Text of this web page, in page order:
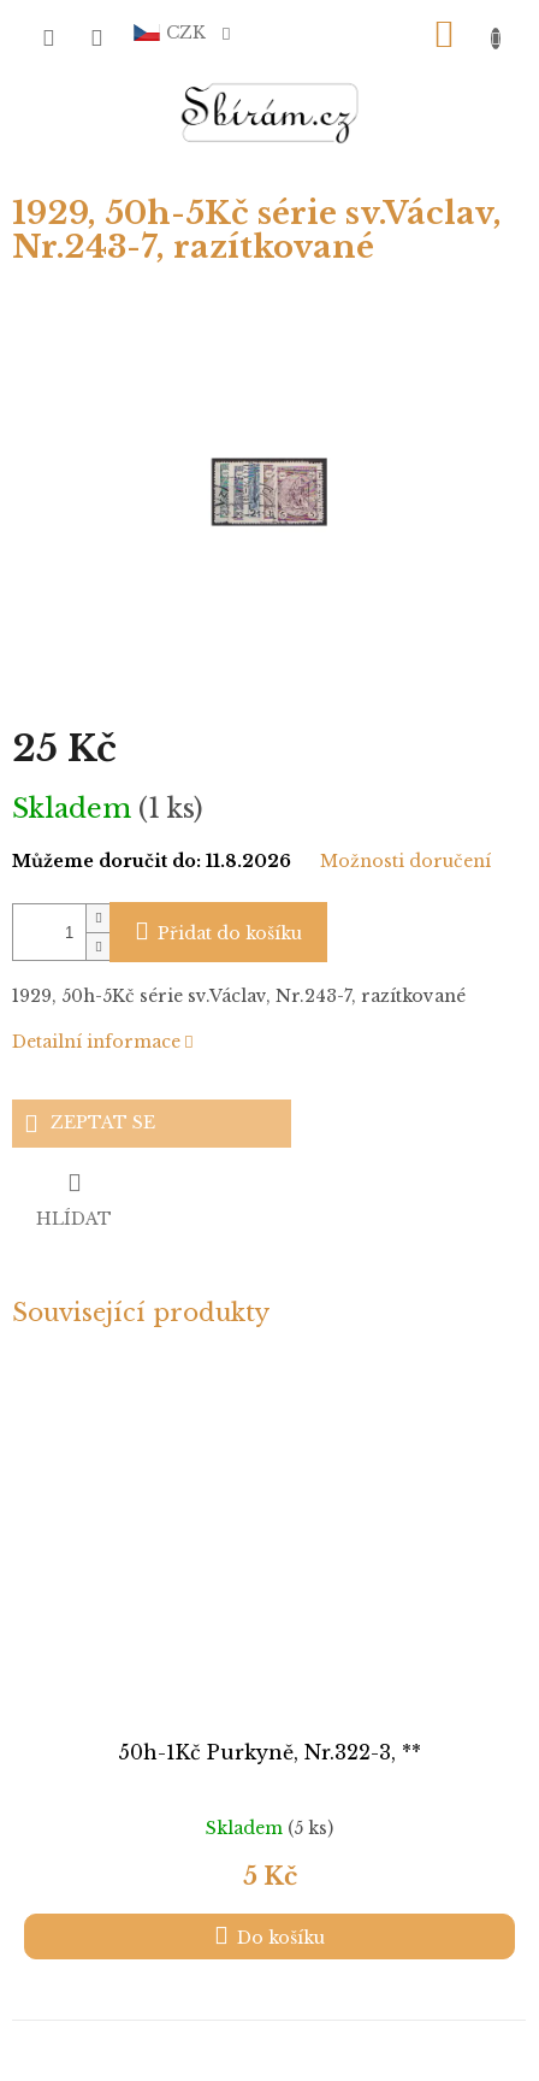
CZK
1929, 50h-5Kč série sv.Václav,
Nr.243-7, razítkované
25 Kč
Měrná
cena:
Skladem (1 ks)
Můžeme doručit do: 11.8.2026 Možnosti doručení
Přidat do košíku
1929, 50h-5Kč série sv.Václav, Nr.243-7, razítkované
Detailní informace
ZEPTAT SE
HLÍDAT
Související produkty
50h-1Kč Purkyně, Nr.322-3, **
Skladem (5 ks)
5 Kč
Do košíku